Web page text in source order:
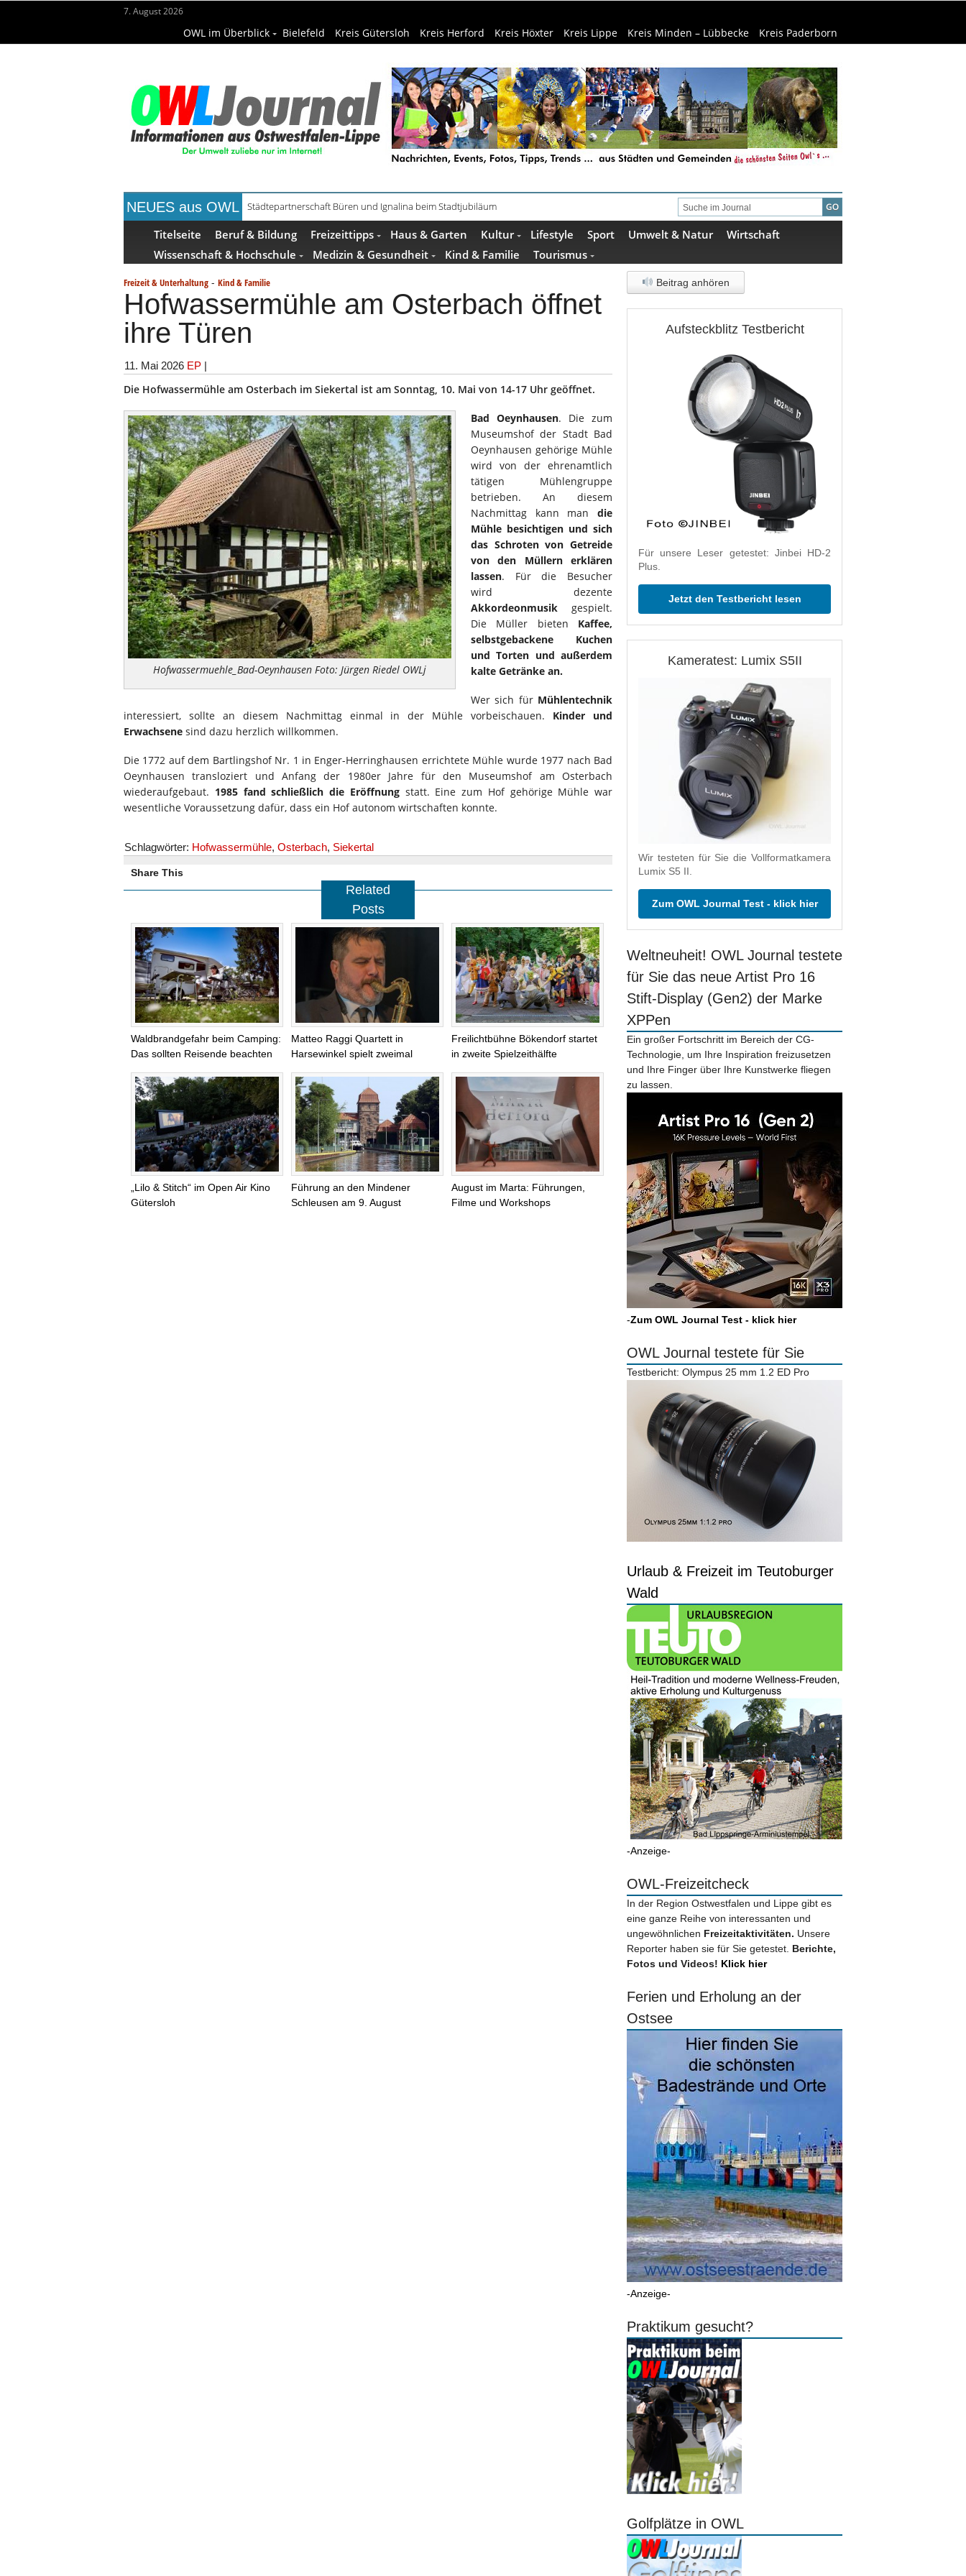
7. August 2026
OWL im Überblick Bielefeld Kreis Gütersloh Kreis Herford Kreis Höxter Kreis Lippe Kreis Minden – Lübbecke Kreis Paderborn
NEUES aus OWL Städtepartnerschaft Büren und Ignalina beim Stadtjubiläum
Kollektion Skill Sharing der HSBI in Berlin ausgezeichnet
Titelseite Beruf & Bildung Freizeittipps Haus & Garten Kultur Lifestyle Sport Umwelt & Natur
Wirtschaft
Wissenschaft & Hochschule
Medizin & Gesundheit Kind & Familie Tourismus
Freizeit & Unterhaltung - Kind & Familie
Hofwassermühle am Osterbach öffnet
ihre Türen
11. Mai 2026 EP |
Die Hofwassermühle am Osterbach im Siekertal ist am Sonntag, 10. Mai von 14-17 Uhr geöffnet.
Hofwassermuehle_Bad-Oeynhausen Foto: Jürgen Riedel OWLj
Bad Oeynhausen. Die zum
Museumshof der Stadt Bad
Oeynhausen gehörige Mühle
wird von der ehrenamtlich
tätigen Mühlengruppe
betrieben. An diesem
Nachmittag kann man die
Mühle besichtigen und sich
das Schroten von Getreide
von den Müllern erklären
lassen. Für die Besucher
wird dezente
Akkordeonmusik gespielt.
Die Müller bieten Kaffee,
selbstgebackene Kuchen
und Torten und außerdem
kalte Getränke an.
Wer sich für Mühlentechnik
interessiert, sollte an diesem Nachmittag einmal in der Mühle vorbeischauen. Kinder und
Erwachsene sind dazu herzlich willkommen.
Die 1772 auf dem Bartlingshof Nr. 1 in Enger-Herringhausen errichtete Mühle wurde 1977 nach Bad
Oeynhausen transloziert und Anfang der 1980er Jahre für den Museumshof am Osterbach
wiederaufgebaut. 1985 fand schließlich die Eröffnungstatt. Eine zum Hof gehörige Mühle war
wesentliche Voraussetzung dafür, dass ein Hof autonom wirtschaften konnte.
Schlagwörter: Hofwassermühle, Osterbach, Siekertal
Share This
Related
Posts
Waldbrandgefahr beim Camping:
Das sollten Reisende beachten
Matteo Raggi Quartett in
Harsewinkel spielt zweimal
Freilichtbühne Bökendorf startet
in zweite Spielzeithälfte
„Lilo & Stitch“ im Open Air Kino
Gütersloh
Führung an den Mindener
Schleusen am 9. August
August im Marta: Führungen,
Filme und Workshops
Beitrag anhören
Aufsteckblitz Testbericht
Für unsere Leser getestet: Jinbei HD-2
Plus.
Jetzt den Testbericht lesen
Kameratest: Lumix S5II
Wir testeten für Sie die Vollformatkamera
Lumix S5 II.
Zum OWL Journal Test - klick hier
Weltneuheit! OWL Journal testete
für Sie das neue Artist Pro 16
Stift-Display (Gen2) der Marke
XPPen
Ein großer Fortschritt im Bereich der CG-
Technologie, um Ihre Inspiration freizusetzen
und Ihre Finger über Ihre Kunstwerke fliegen
zu lassen.
-Zum OWL Journal Test - klick hier
OWL Journal testete für Sie
Testbericht: Olympus 25 mm 1.2 ED Pro
Urlaub & Freizeit im Teutoburger
Wald
-Anzeige-
OWL-Freizeitcheck
In der Region Ostwestfalen und Lippe gibt es
eine ganze Reihe von interessanten und
ungewöhnlichen Freizeitaktivitäten. Unsere
Reporter haben sie für Sie getestet. Berichte,
Fotos und Videos! Klick hier
Ferien und Erholung an der
Ostsee
-Anzeige-
Praktikum gesucht?
Golfplätze in OWL